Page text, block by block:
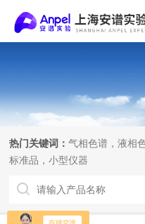
热门关键词：气相色谱，液相
标准品，小型仪器